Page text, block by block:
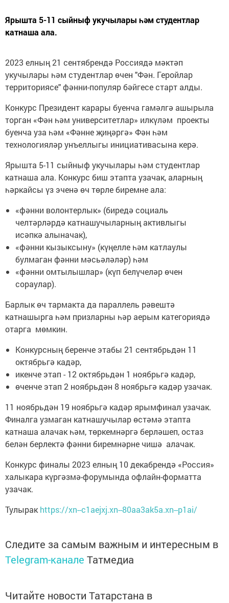
Ярышта 5-11 сыйныф укучылары һәм студентлар
катнаша ала.
2023 елның 21 сентябрендә Россиядә мәктәп
укучылары һәм студентлар өчен "Фән. Геройлар
территориясе" фәнни-популяр бәйгесе старт алды.
Конкурс Президент карары буенча гамәлгә ашырыла
торган «Фән һәм университетлар» илкүләм проекты
буенча уза һәм «Фәнне җиңәргә» Фән һәм
технологияләр унъеллыгы инициативасына керә.
Ярышта 5-11 сыйныф укучылары һәм студентлар
катнаша ала. Конкурс биш этапта узачак, аларның
һәркайсы үз эченә өч төрле биремне ала:
«фәнни волонтерлык» (биредә социаль
челтәрләрдә катнашучыларның активлыгы
исәпкә алыначак),
«фәнни кызыксыну» (күңелле һәм катлаулы
булмаган фәнни мәсьәләләр) һәм
«фәнни омтылышлар» (күп белүчеләр өчен
сораулар).
Барлык өч тармакта да параллель рәвештә
катнашырга һәм призларны һәр аерым категориядә
отарга мөмкин.
Конкурсның беренче этабы 21 сентябрьдән 11
октябрьгә кадәр,
икенче этап - 12 октябрьдән 1 ноябрьгә кадәр,
өченче этап 2 ноябрьдән 8 ноябрьгә кадәр узачак.
11 ноябрьдән 19 ноябрьгә кадәр ярымфинал узачак.
Финалга узмаган катнашучылар өстәмә этапта
катнаша алачак һәм, төркемнәргә берләшеп, остаз
белән берлектә фәнни биремнәрне чишә алачак.
Конкурс финалы 2023 елның 10 декабрендә «Россия»
халыкара күргәзмә-форумында офлайн-форматта
узачак.
Тулырак https://xn--c1aejxj.xn--80aa3ak5a.xn--p1ai/
Следите за самым важным и интересным в
Telegram-канале Татмедиа
Читайте новости Татарстана в